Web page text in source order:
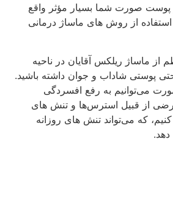
صورت شما بسیار مؤثر واقع
از روش‌ های ماساژ درمانی
ماساژ ریلکس آقایان در ناحیه
پوستی شاداب و جوان داشته باشید.
می‌توانیم به رفع افسردگی
از قبیل استرس‌ها و تنش‌ های
که می‌تواند تنش‌ های روزانه